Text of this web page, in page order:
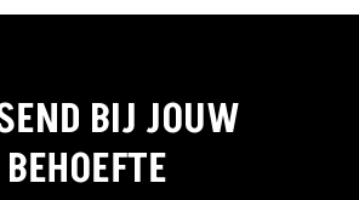
BIJ JOUW
BEHOEFTE